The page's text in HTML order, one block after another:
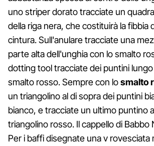
uno striper dorato tracciate un
della riga nera, che costituirà la fibbia
cintura. Sull'anulare tracciate una
parte alta dell'unghia con lo smalto
dotting tool tracciate dei puntini
smalto rosso. Sempre con losmalto
un triangolino al di sopra dei puntini
bianco, e tracciate un ultimo puntino
triangolino rosso. Il cappello di Babbo
Per i baffi disegnate una v rovesciata